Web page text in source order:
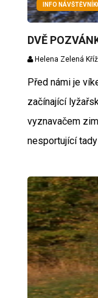
INFO
DVĚ
Helena Zelená
Před námi je
začínající
vyznavačem
nesportující